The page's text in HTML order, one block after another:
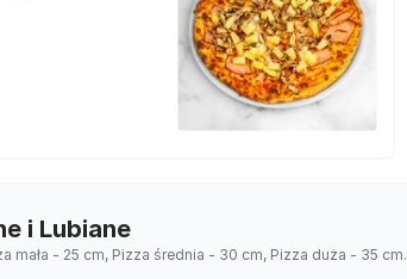
i Lubiane
mała - 25 cm, Pizza średnia - 30 cm, Pizza duża - 35 cm.